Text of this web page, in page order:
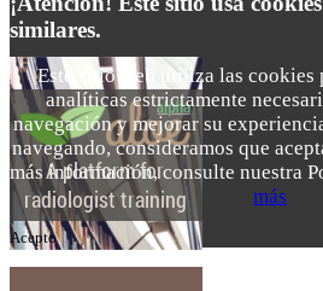
similares.
Este sitio web utiliza las cookies
analíticas estrictamente
navegación y mejorar su
navegando, consideramos que
más información, consulte nuestra
más
Acepto